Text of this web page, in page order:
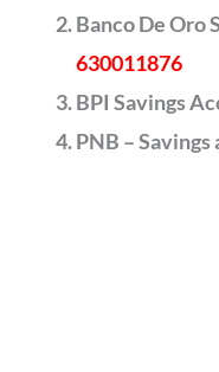
Banco De Oro
630011876
BPI Savings
PNB –